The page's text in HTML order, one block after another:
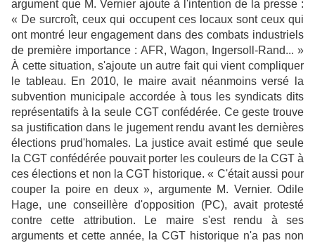
argument que M. Vernier ajoute à l'intention de la presse :
« De surcroît, ceux qui occupent ces locaux sont ceux qui
ont montré leur engagement dans des combats industriels
de première importance : AFR, Wagon, Ingersoll-Rand... »
À cette situation, s'ajoute un autre fait qui vient compliquer
le tableau. En 2010, le maire avait néanmoins versé la
subvention municipale accordée à tous les syndicats dits
représentatifs à la seule CGT confédérée. Ce geste trouve
sa justification dans le jugement rendu avant les dernières
élections prud'homales. La justice avait estimé que seule
la CGT confédérée pouvait porter les couleurs de la CGT à
ces élections et non la CGT historique. « C'était aussi pour
couper la poire en deux », argumente M. Vernier. Odile
Hage, une conseillère d'opposition (PC), avait protesté
contre cette attribution. Le maire s'est rendu à ses
arguments et cette année, la CGT historique n'a pas non